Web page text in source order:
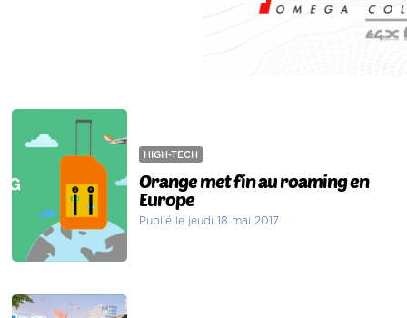
HIGH-TECH
Orange met fin au roaming en
Europe
Publié le jeudi 18 mai 2017